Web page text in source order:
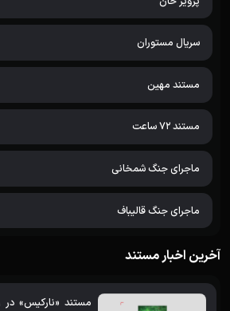
سریال مستوران
مستند مهین
مستند 72 ساعت
ماجرای جنگ شمخانی
ماجرای جنگ قالیباف
آخرین اخبار مستند
مستند «نارکیس» در